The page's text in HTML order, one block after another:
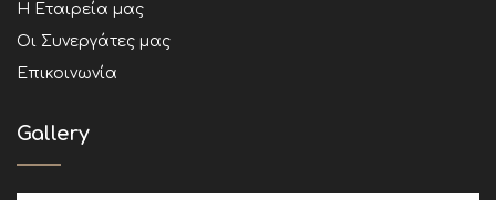
Η Εταιρεία μας
Οι Συνεργάτες μας
Επικοινωνία
Gallery